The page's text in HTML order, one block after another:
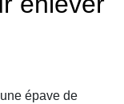
épave de